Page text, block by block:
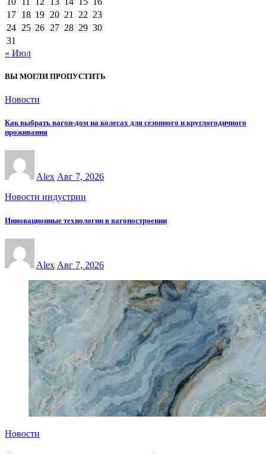
17 18 19 20 21 22 23
24 25 26 27 28 29 30
31
« Июл
ВЫ МОГЛИ ПРОПУСТИТЬ
Новости
Как выбрать вагон-дом на колесах для сезонного и круглогодичного
проживания
Alex Авг 7, 2026
Новости индустрии
Инновационные технологии в вагоностроении
Alex Авг 7, 2026
Новости